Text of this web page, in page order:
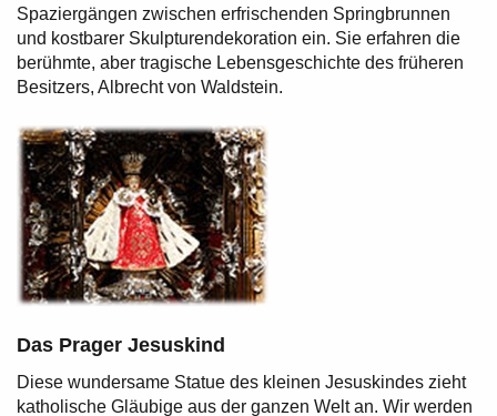
Spaziergängen zwischen erfrischenden Springbrunnen
und kostbarer Skulpturendekoration ein. Sie erfahren die
berühmte, aber tragische Lebensgeschichte des früheren
Besitzers, Albrecht von Waldstein.
Das Prager Jesuskind
Diese wundersame Statue des kleinen Jesuskindes zieht
katholische Gläubige aus der ganzen Welt an. Wir werden